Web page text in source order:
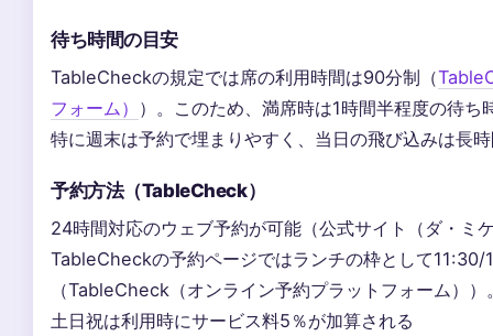
待ち時間の目安
TableCheckの規定では席の利用時間は90分制（
フォーム） ）。このため、満席時は1時間半程度の待
特に週末は予約で埋まりやすく、当日の飛び込みは長
予約方法（TableCheck）
24時間対応のウェブ予約が可能（公式サイト（ダ・ミ
TableCheckの予約ページではランチの枠として
（TableCheck（オンライン予約プラットフォーム）
土日祝は利用時にサービス料5％が加算される